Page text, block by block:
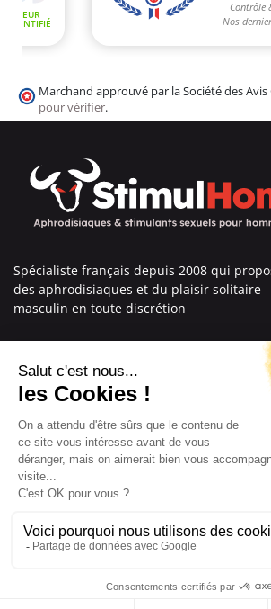
Marchand approuvé par la Société des Avis
pour vérifier.
Spécialiste français depuis 2008 qui
des aphrodisiaques et du plaisir solitaire
masculin en toute discrétion
En savoir plus sur nous
Nos engagements
Informations
Mentions légales
Conditions générales de vente
Tous droits réservés